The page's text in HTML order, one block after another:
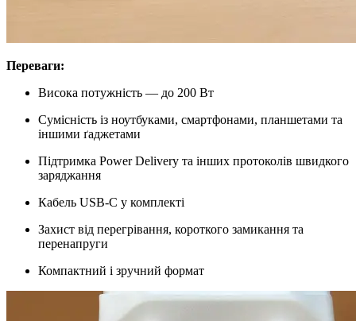
Переваги:
Висока потужність — до 200 Вт
Сумісність із ноутбуками, смартфонами, планшетами та
іншими ґаджетами
Підтримка Power Delivery та інших протоколів швидкого
заряджання
Кабель USB-C у комплекті
Захист від перегрівання, короткого замикання та
перенапруги
Компактний і зручний формат